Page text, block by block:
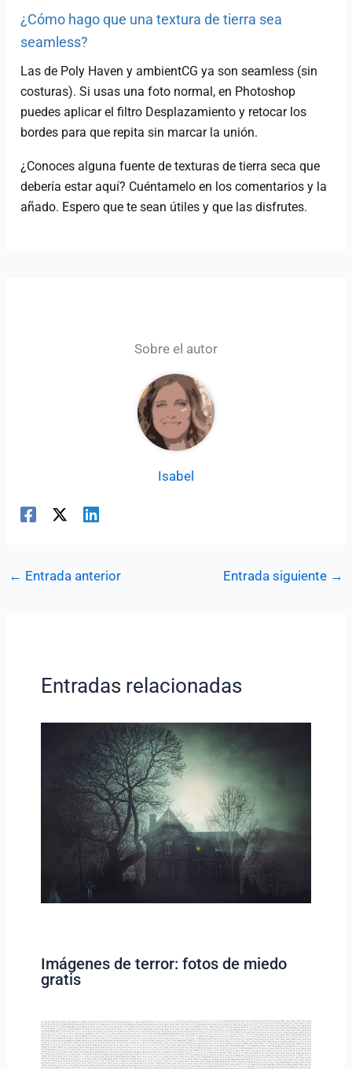
¿Cómo hago que una textura de tierra sea
seamless?
Las de Poly Haven y ambientCG ya son seamless (sin
costuras). Si usas una foto normal, en Photoshop
puedes aplicar el filtro Desplazamiento y retocar los
bordes para que repita sin marcar la unión.
¿Conoces alguna fuente de texturas de tierra seca que
debería estar aquí? Cuéntamelo en los comentarios y la
añado. Espero que te sean útiles y que las disfrutes.
Sobre el autor
Isabel
← Entrada anterior Entrada siguiente →
Entradas relacionadas
Imágenes de terror: fotos de miedo
gratis